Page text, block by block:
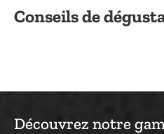
Conseils de
Découvrez notre